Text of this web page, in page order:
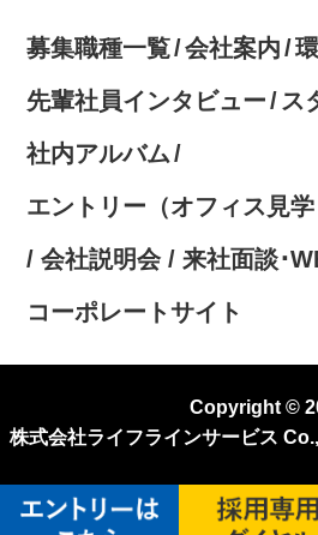
募集職種一覧 会社案内
先輩社員インタビュー
ス
社内アルバム
エントリー（オフィス見
/ 会社説明会 / 来社面談･
コーポレートサイト
Copyright ©
株式会社ライフラインサービス